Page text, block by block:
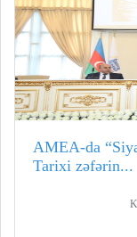
AMEA-da
Tarixi zəfərin...